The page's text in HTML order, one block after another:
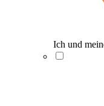
Ich und